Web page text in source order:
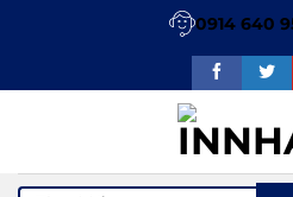
0914 640